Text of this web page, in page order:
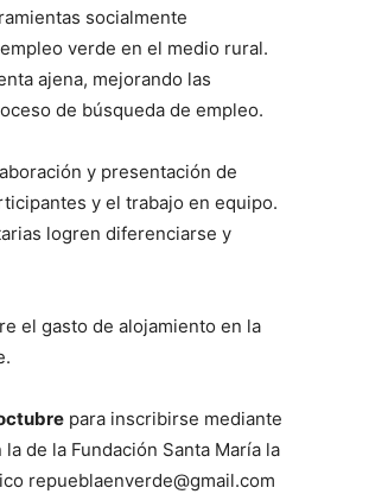
socialmente
verde en el medio rural.
ajena, mejorando las
de búsqueda de empleo.
y presentación de
y el trabajo en equipo.
logren diferenciarse y
el gasto de alojamiento en la
para inscribirse mediante
de la Fundación Santa María la
repueblaenverde@gmail.com